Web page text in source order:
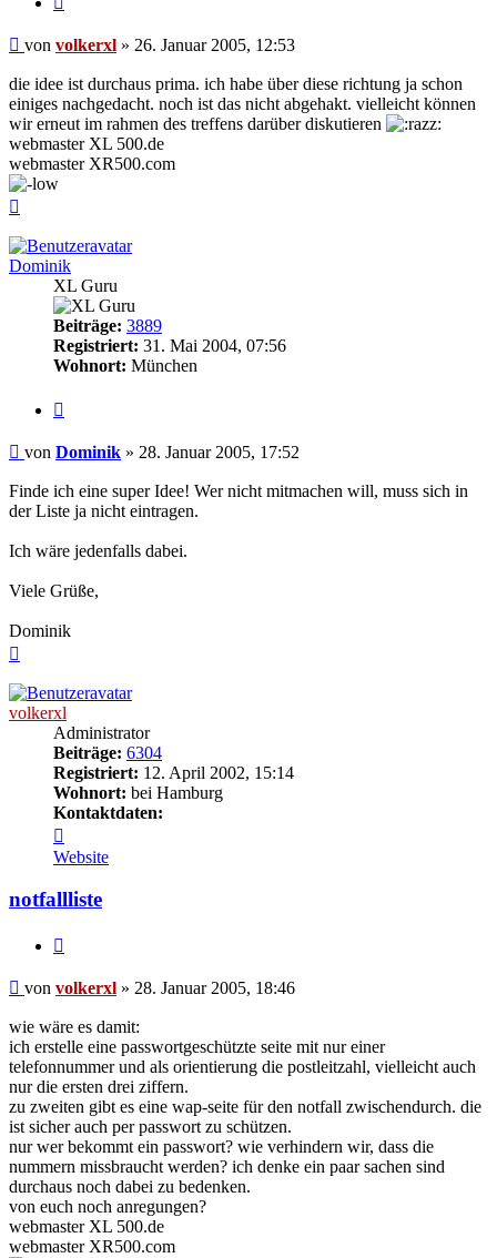
Beitrag
von volkerxl » 26. Januar 2005, 12:53
die idee ist durchaus prima. ich habe über diese richtung ja schon
einiges nachgedacht. noch ist das nicht abgehakt. vielleicht können
wir erneut im rahmen des treffens darüber diskutieren
webmaster XL 500.de
webmaster XR500.com
Dominik
XL Guru
Beiträge: 3889
Registriert: 31. Mai 2004, 07:56
Wohnort: München
Beitrag
von Dominik » 28. Januar 2005, 17:52
Finde ich eine super Idee! Wer nicht mitmachen will, muss sich in
der Liste ja nicht eintragen.
Ich wäre jedenfalls dabei.
Viele Grüße,
Dominik
volkerxl
Administrator
Beiträge: 6304
Registriert: 12. April 2002, 15:14
Wohnort: bei Hamburg
Kontaktdaten:
von
volkerxl
Website
notfallliste
Beitrag
von volkerxl » 28. Januar 2005, 18:46
wie wäre es damit:
ich erstelle eine passwortgeschützte seite mit nur einer
telefonnummer und als orientierung die postleitzahl, vielleicht auch
nur die ersten drei ziffern.
zu zweiten gibt es eine wap-seite für den notfall zwischendurch. die
ist sicher auch per passwort zu schützen.
nur wer bekommt ein passwort? wie verhindern wir, dass die
nummern missbraucht werden? ich denke ein paar sachen sind
durchaus noch dabei zu bedenken.
von euch noch anregungen?
webmaster XL 500.de
webmaster XR500.com